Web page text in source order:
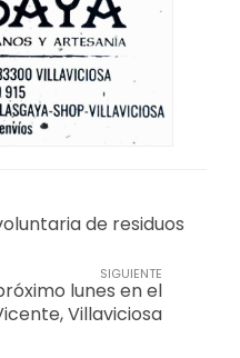
de residuos
SIGUIENTE
lunes en el
Villaviciosa